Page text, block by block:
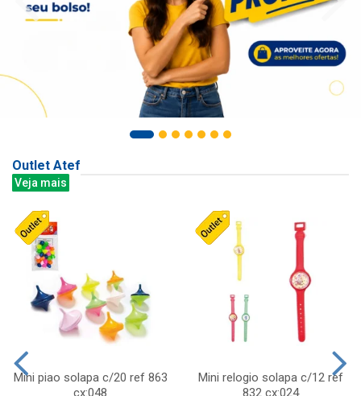
Outlet Atef
Veja mais
Mini piao solapa c/20 ref 863
cx:048
Mini relogio solapa c/12 ref
832 cx:024